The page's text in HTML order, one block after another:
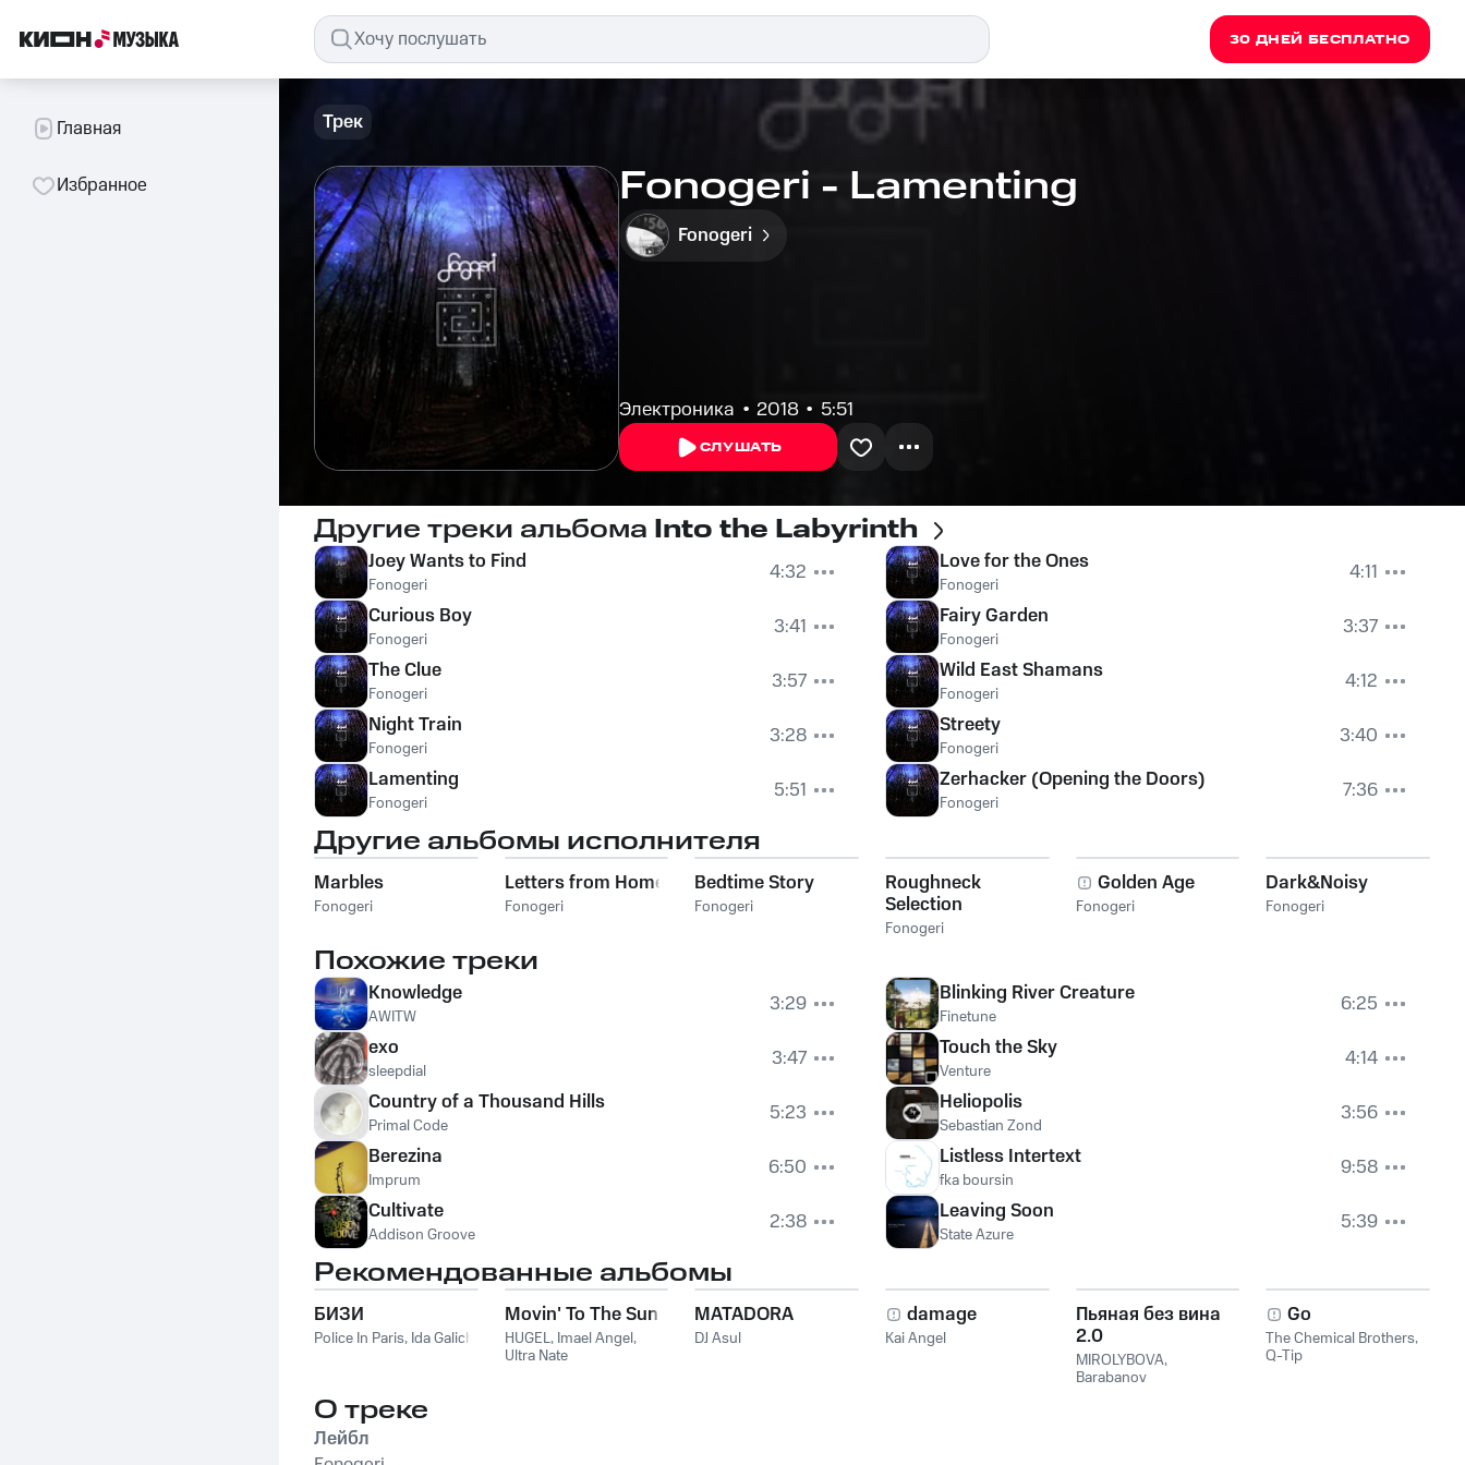
30 ДНЕЙ БЕСПЛАТНО
Главная
Избранное
Трек
Fonogeri - Lamenting
Fonogeri
Электроника 2018 5:51
СЛУШАТЬ
Другие треки альбома Into the Labyrinth
Joey Wants to Find
Fonogeri
4:32
Curious Boy
Fonogeri
3:41
The Clue
Fonogeri
3:57
Night Train
Fonogeri
3:28
Lamenting
Fonogeri 5:51
Love for the Ones
Fonogeri
4:11
Fairy Garden
Fonogeri
3:37
Wild East Shamans
Fonogeri
4:12
Streety
Fonogeri
3:40
Zerhacker (Opening the Doors)
Fonogeri 7:36
Другие альбомы исполнителя
Marbles
Fonogeri
Letters from Home
Fonogeri
Bedtime Story
Fonogeri
Roughneck
Selection
Fonogeri
Golden Age
Fonogeri
Dark&Noisy
Fonogeri
Похожие треки
Knowledge
AWITW
3:29
exo
sleepdial
3:47
Country of a Thousand Hills
Primal Code
5:23
Berezina
Imprum
6:50
Cultivate
Addison Groove 2:38
Blinking River Creature
Finetune
6:25
Touch the Sky
Venture
4:14
Heliopolis
Sebastian Zond
3:56
Listless Intertext
fka boursin
9:58
Leaving Soon
State Azure 5:39
Рекомендованные альбомы
БИЗИ
Police In Paris, Ida Galich
Movin' To The Sun
HUGEL, Imael Angel,
Ultra Nate
MATADORA
DJ Asul
damage
Kai Angel
Пьяная без вина
2.0
MIROLYBOVA,
Barabanov
Go
The Chemical Brothers,
Q-Tip
О треке
Лейбл